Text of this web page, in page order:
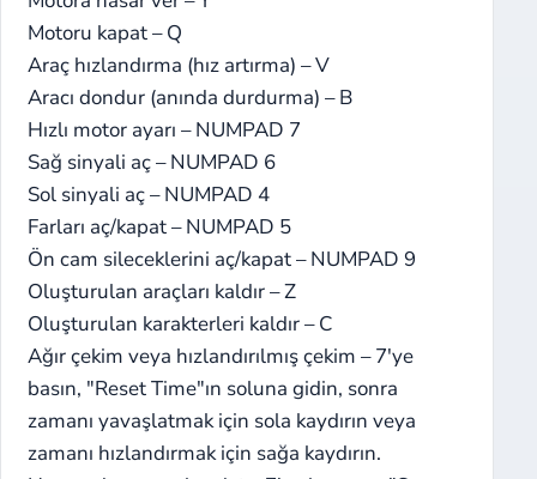
Motoru kapat – Q
Araç hızlandırma (hız artırma) – V
Aracı dondur (anında durdurma) – B
Hızlı motor ayarı – NUMPAD 7
Sağ sinyali aç – NUMPAD 6
Sol sinyali aç – NUMPAD 4
Farları aç/kapat – NUMPAD 5
Ön cam sileceklerini aç/kapat – NUMPAD 9
Oluşturulan araçları kaldır – Z
Oluşturulan karakterleri kaldır – C
Ağır çekim veya hızlandırılmış çekim – 7'ye
basın, "Reset Time"ın soluna gidin, sonra
zamanı yavaşlatmak için sola kaydırın veya
zamanı hızlandırmak için sağa kaydırın.